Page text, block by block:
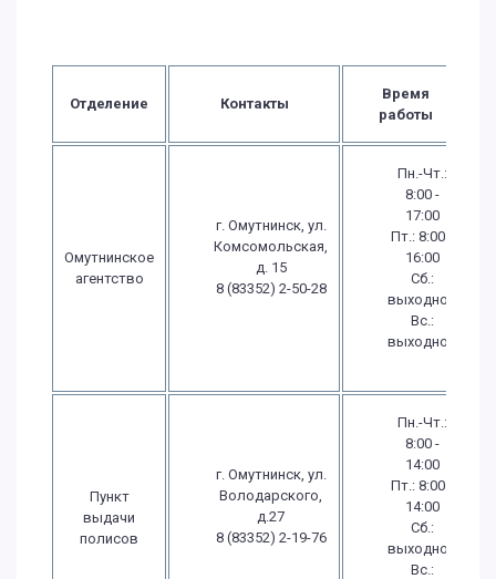
Отделение Контакты
Время
работы
Омутнинское
агентство
г. Омутнинск, ул.
Комсомольская,
д. 15
8 (83352) 2-50-28
Пн.-Чт.:
8:00 -
17:00
Пт.: 8:00 -
16:00
Сб.:
выходной
Вс.:
выходной
Пункт
выдачи
полисов
г. Омутнинск, ул.
Володарского,
д.27
8 (83352) 2-19-76
Пн.-Чт.:
8:00 -
14:00
Пт.: 8:00 -
14:00
Сб.:
выходной
Вс.: